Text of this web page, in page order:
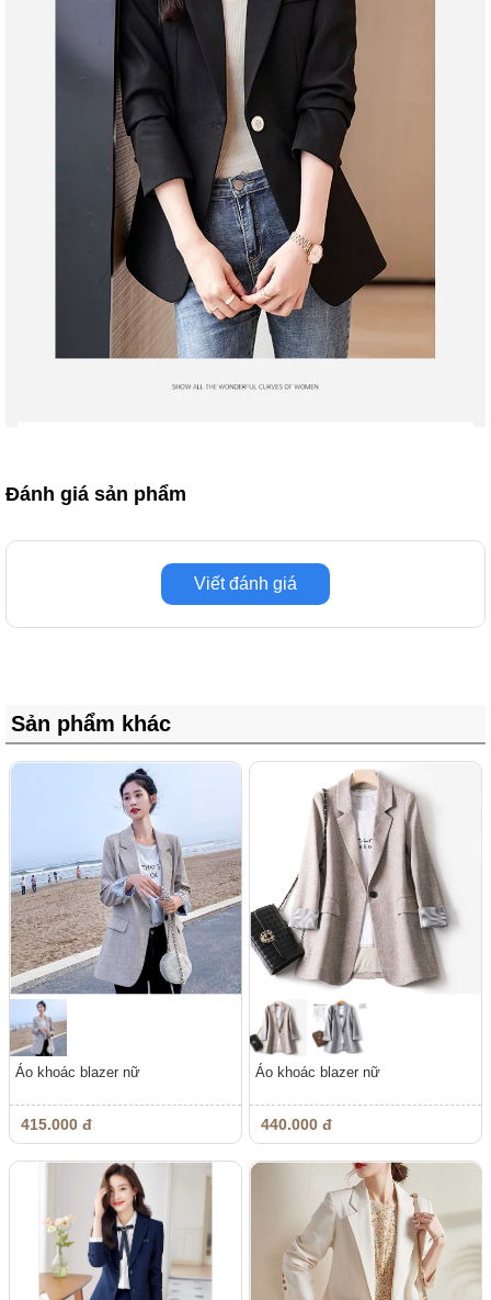
Đánh giá sản phẩm
Viết đánh giá
Sản phẩm khác
Áo khoác blazer nữ
415.000 đ
Áo khoác blazer nữ
440.000 đ